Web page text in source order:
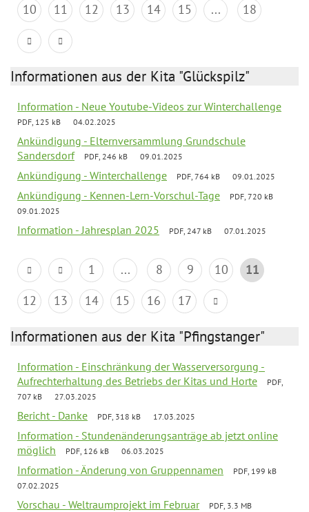
10
11 12 13 14 15 ... 18
Informationen aus der Kita "Glückspilz"
Information - Neue Youtube-Videos zur Winterchallenge
PDF, 125 kB 04.02.2025
Ankündigung - Elternversammlung Grundschule
Sandersdorf
PDF, 246 kB 09.01.2025
Ankündigung - Winterchallenge PDF, 764 kB 09.01.2025
Ankündigung - Kennen-Lern-Vorschul-Tage
PDF, 720 kB
09.01.2025
Information - Jahresplan 2025 PDF, 247 kB 07.01.2025
1 ... 8 9 10
11
12
13 14 15 16 17
Informationen aus der Kita "Pfingstanger"
Information - Einschränkung der Wasserversorgung -
Aufrechterhaltung des Betriebs der Kitas und Horte
PDF,
707 kB
27.03.2025
Bericht - Danke PDF, 318 kB 17.03.2025
Information - Stundenänderungsanträge ab jetzt online
möglich
PDF, 126 kB 06.03.2025
Information - Änderung von Gruppennamen
PDF, 199 kB
07.02.2025
Vorschau - Weltraumprojekt im Februar
PDF, 3.3 MB